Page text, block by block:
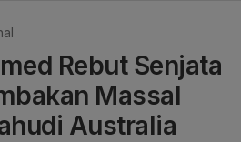
Rebut Senjata
Massal
Australia